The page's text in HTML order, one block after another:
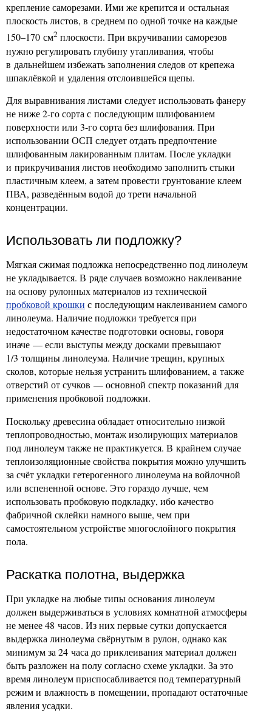
крепление саморезами. Ими же крепится и остальная
плоскость листов, в среднем по одной точке на каждые
150–170 см2 плоскости. При вкручивании саморезов
нужно регулировать глубину утапливания, чтобы
в дальнейшем избежать заполнения следов от крепежа
шпаклёвкой и удаления отслоившейся щепы.
Для выравнивания листами следует использовать фанеру
не ниже 2-го сорта с последующим шлифованием
поверхности или 3-го сорта без шлифования. При
использовании ОСП следует отдать предпочтение
шлифованным лакированным плитам. После укладки
и прикручивания листов необходимо заполнить стыки
пластичным клеем, а затем провести грунтование клеем
ПВА, разведённым водой до трети начальной
концентрации.
Использовать ли подложку?
Мягкая сжимая подложка непосредственно под линолеум
не укладывается. В ряде случаев возможно наклеивание
на основу рулонных материалов из технической
пробковой крошки с последующим наклеиванием самого
линолеума. Наличие подложки требуется при
недостаточном качестве подготовки основы, говоря
иначе — если выступы между досками превышают
1/3 толщины линолеума. Наличие трещин, крупных
сколов, которые нельзя устранить шлифованием, а также
отверстий от сучков — основной спектр показаний для
применения пробковой подложки.
Поскольку древесина обладает относительно низкой
теплопроводностью, монтаж изолирующих материалов
под линолеум также не практикуется. В крайнем случае
теплоизоляционные свойства покрытия можно улучшить
за счёт укладки гетерогенного линолеума на войлочной
или вспененной основе. Это гораздо лучше, чем
использовать пробковую подкладку, ибо качество
фабричной склейки намного выше, чем при
самостоятельном устройстве многослойного покрытия
пола.
Раскатка полотна, выдержка
При укладке на любые типы основания линолеум
должен выдерживаться в условиях комнатной атмосферы
не менее 48 часов. Из них первые сутки допускается
выдержка линолеума свёрнутым в рулон, однако как
минимум за 24 часа до приклеивания материал должен
быть разложен на полу согласно схеме укладки. За это
время линолеум приспосабливается под температурный
режим и влажность в помещении, пропадают остаточные
явления усадки.